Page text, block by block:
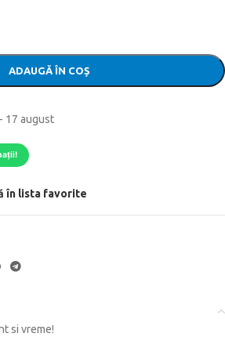
ADAUGĂ ÎN COȘ
17 august
în lista favorite
si vreme!